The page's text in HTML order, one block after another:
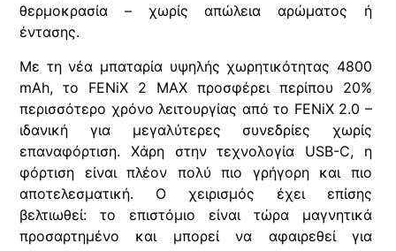
θερμοκρασία – χωρίς απώλεια αρώματος ή
έντασης.
Με τη νέα μπαταρία υψηλής χωρητικότητας 4800
mAh, το FENiX 2 MAX προσφέρει περίπου 20%
περισσότερο χρόνο λειτουργίας από το FENiX 2.0 –
ιδανική για μεγαλύτερες συνεδρίες χωρίς
επαναφόρτιση. Χάρη στην τεχνολογία USB-C, η
φόρτιση είναι πλέον πολύ πιο γρήγορη και πιο
αποτελεσματική. Ο χειρισμός έχει επίσης
βελτιωθεί: το επιστόμιο είναι τώρα μαγνητικά
προσαρτημένο και μπορεί να αφαιρεθεί για